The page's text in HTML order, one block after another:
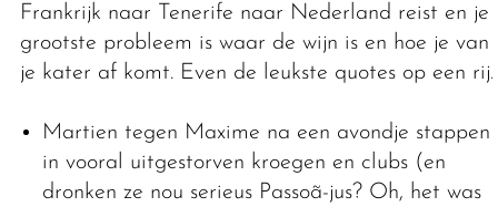
Frankrijk naar Tenerife naar Nederland reist en je
grootste probleem is waar de wijn is en hoe je van
je kater af komt. Even de leukste quotes op een rij.
Martien tegen Maxime na een avondje stappen
in vooral uitgestorven kroegen en clubs (en
dronken ze nou serieus Passoã-jus? Oh, het was